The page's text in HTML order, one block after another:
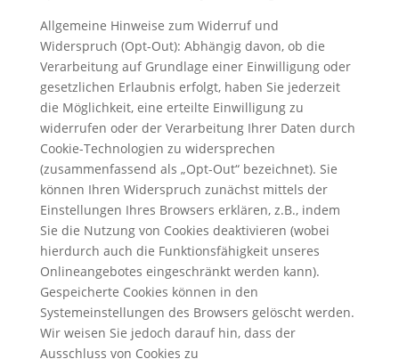
Allgemeine Hinweise zum Widerruf und
Widerspruch (Opt-Out): Abhängig davon, ob die
Verarbeitung auf Grundlage einer Einwilligung oder
gesetzlichen Erlaubnis erfolgt, haben Sie jederzeit
die Möglichkeit, eine erteilte Einwilligung zu
widerrufen oder der Verarbeitung Ihrer Daten durch
Cookie-Technologien zu widersprechen
(zusammenfassend als „Opt-Out“ bezeichnet). Sie
können Ihren Widerspruch zunächst mittels der
Einstellungen Ihres Browsers erklären, z.B., indem
Sie die Nutzung von Cookies deaktivieren (wobei
hierdurch auch die Funktionsfähigkeit unseres
Onlineangebotes eingeschränkt werden kann).
Gespeicherte Cookies können in den
Systemeinstellungen des Browsers gelöscht werden.
Wir weisen Sie jedoch darauf hin, dass der
Ausschluss von Cookies zu